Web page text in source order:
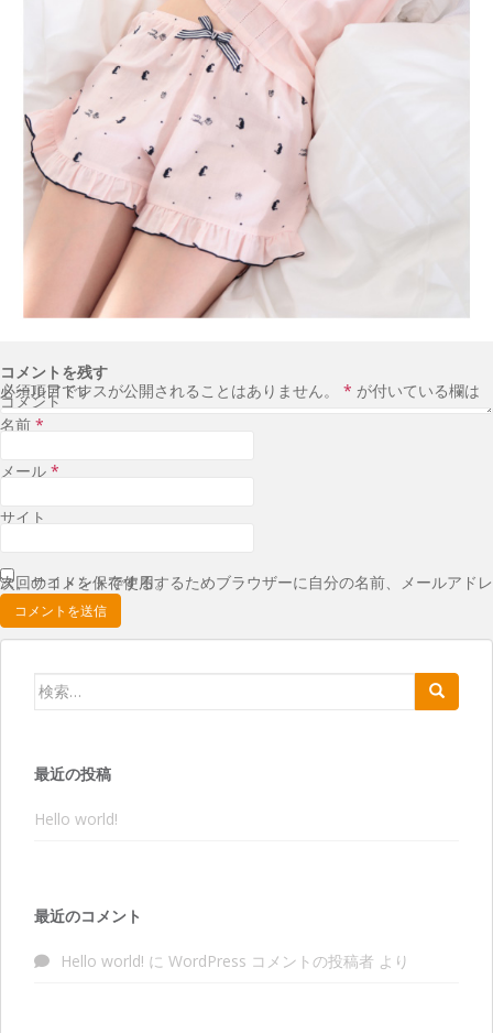
コメントを残す
メールアドレスが公開されることはありません。
*
が付いている欄は必須項目です
コメント
名前 *
メール *
サイト
次回のコメントで使用するためブラウザーに自分の名前、メールアドレス、サイトを保存する。
最近の投稿
Hello world!
最近のコメント
Hello world! に WordPress コメントの投稿者 より